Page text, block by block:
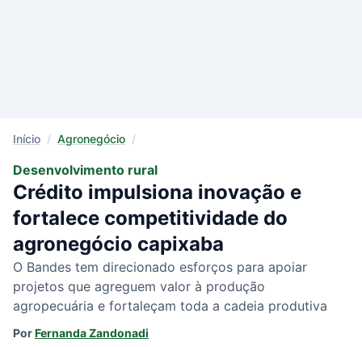
Início / Agronegócio /
Desenvolvimento rural
Crédito impulsiona inovação e
fortalece competitividade do
agronegócio capixaba
O Bandes tem direcionado esforços para apoiar
projetos que agreguem valor à produção
agropecuária e fortaleçam toda a cadeia produtiva
PorFernanda Zandonadi